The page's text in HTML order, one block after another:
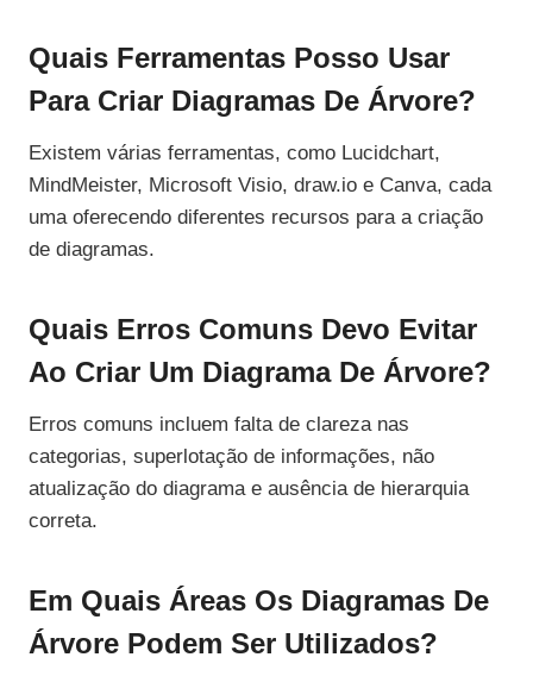
Quais Ferramentas Posso Usar
Para Criar Diagramas De Árvore?
Existem várias ferramentas, como Lucidchart,
MindMeister, Microsoft Visio, draw.io e Canva, cada
uma oferecendo diferentes recursos para a criação
de diagramas.
Quais Erros Comuns Devo Evitar
Ao Criar Um Diagrama De Árvore?
Erros comuns incluem falta de clareza nas
categorias, superlotação de informações, não
atualização do diagrama e ausência de hierarquia
correta.
Em Quais Áreas Os Diagramas De
Árvore Podem Ser Utilizados?